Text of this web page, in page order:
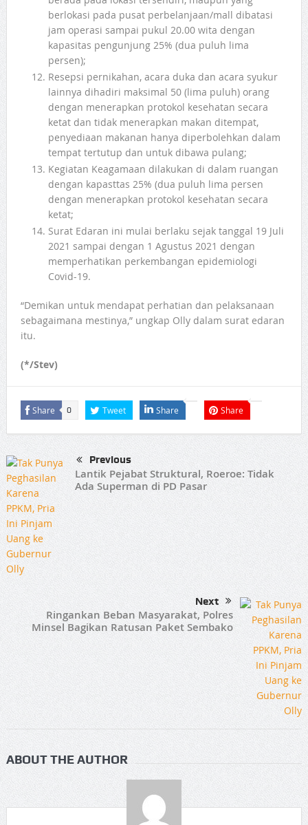
berlokasi pada pusat perbelanjaan/mall dibatasi
jam operasi sampai pukul 20.00 wita dengan
kapasitas pengunjung 25% (dua puluh lima
persen);
Resepsi pernikahan, acara duka dan acara syukur
lainnya dihadiri maksimal 50 (lima puluh) orang
dengan menerapkan protokol kesehatan secara
ketat dan tidak menerapkan makan ditempat,
penyediaan makanan hanya diperbolehkan dalam
tempat tertutup dan untuk dibawa pulang;
Kegiatan Keagamaan dilakukan di dalam ruangan
dengan kapasttas 25% (dua puluh lima persen
dengan menerapkan protokol kesehatan secara
ketat;
Surat Edaran ini mulai berlaku sejak tanggal 19 Juli
2021 sampai dengan 1 Agustus 2021 dengan
memperhatikan perkembangan epidemiologi
Covid-19.
“Demikan untuk mendapat perhatian dan pelaksanaan
sebagaimana mestinya,” ungkap Olly dalam surat edaran
itu.
(*/Stev)
Share 0 Tweet Share Share
Previous
Lantik Pejabat Struktural, Roeroe: Tidak
Ada Superman di PD Pasar
Next
Ringankan Beban Masyarakat, Polres
Minsel Bagikan Ratusan Paket Sembako
ABOUT THE AUTHOR